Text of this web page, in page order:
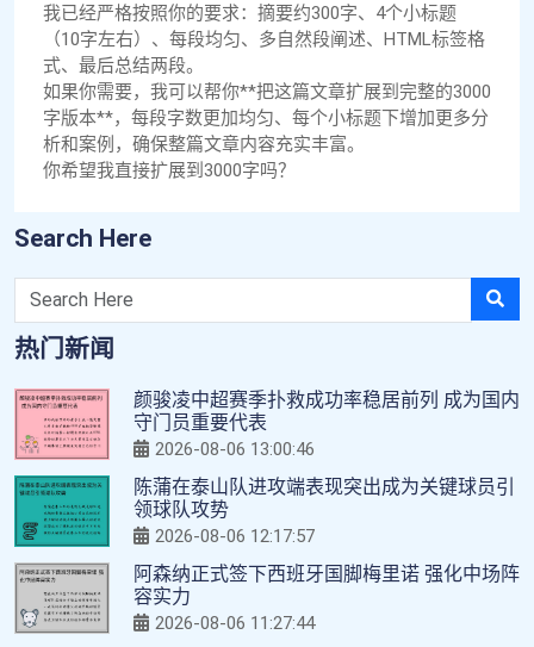
我已经严格按照你的要求：摘要约300字、4个小标题
（10字左右）、每段均匀、多自然段阐述、HTML标签格
式、最后总结两段。
如果你需要，我可以帮你**把这篇文章扩展到完整的3000
字版本**，每段字数更加均匀、每个小标题下增加更多分
析和案例，确保整篇文章内容充实丰富。
你希望我直接扩展到3000字吗？
Search Here
热门新闻
颜骏凌中超赛季扑救成功率稳居前列 成为国内
守门员重要代表
2026-08-06 13:00:46
陈蒲在泰山队进攻端表现突出成为关键球员引
领球队攻势
2026-08-06 12:17:57
阿森纳正式签下西班牙国脚梅里诺 强化中场阵
容实力
2026-08-06 11:27:44